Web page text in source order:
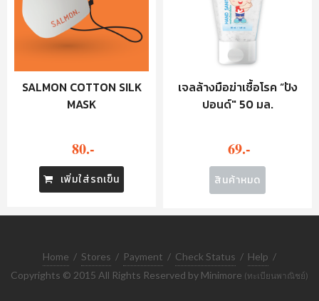
SALMON COTTON SILK
MASK
80.-
เพิ่มใส่รถเข็น
เจลล้างมือฆ่าเชื้อโรค “ปัง
ปอนด์" 50 มล.
69.-
สินค้าหมด
Home / Stores / Payment / Check Status / Help /
Copyrights © 2015 All Rights Reserved by Minimore (ทะเบียนพาณิชย์)